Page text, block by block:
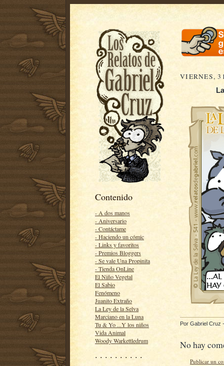
Contenido
- A dos manos
- Aniversario
- Contáctame
- Haciendo un cómic
- Links y favoritos
- Premios Bloggers
- Se vale Una Propinita
- Tienda OnLine
El Niño Vegetal
El Sabio
Fenómeno
Juanito Extraño
La Ley de la Selva
Marciano en la Luna
Tu & Yo ...Y los niños
Vida Animal
Woody Warkettledrum
· · · · · · · · · ·
VIERNES,
Por Gabriel Cruz
No hay
Publicar un